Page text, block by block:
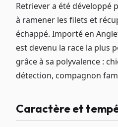
Retriever a été développé
à ramener les filets et
échappé. Importé en
est devenu la race la plus
grâce à sa polyvalence :
détection, compagnon
Caractère et